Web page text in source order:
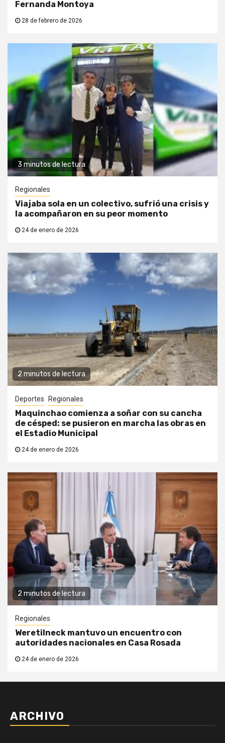
Fernanda Montoya
28 de febrero de 2026
3 minutos de lectura
Regionales
Viajaba sola en un colectivo, sufrió una crisis y
la acompañaron en su peor momento
24 de enero de 2026
2 minutos de lectura
Deportes Regionales
Maquinchao comienza a soñar con su cancha
de césped: se pusieron en marcha las obras en
el Estadio Municipal
24 de enero de 2026
2 minutos de lectura
Regionales
Weretilneck mantuvo un encuentro con
autoridades nacionales en Casa Rosada
24 de enero de 2026
ARCHIVO